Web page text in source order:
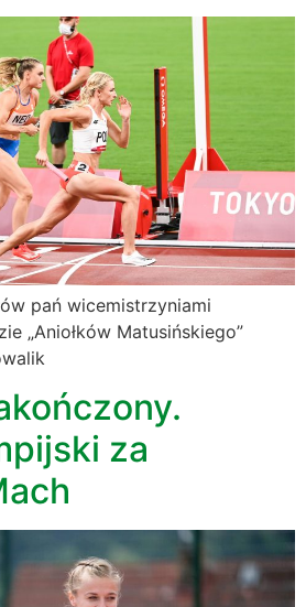
pań wicemistrzyniami
„Aniołków Matusińskiego”
za